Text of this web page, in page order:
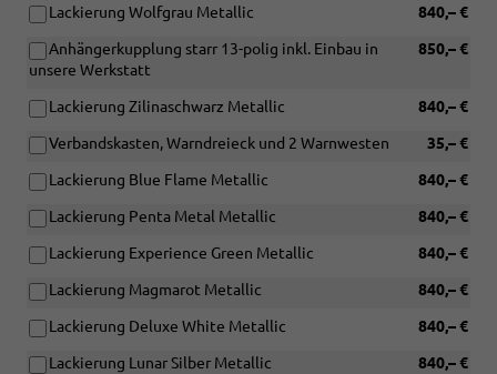
840,– €
Lackierung Wolfgrau Metallic
850,– €
Anhängerkupplung starr 13-polig inkl. Einbau in
unsere Werkstatt
840,– €
Lackierung Zilinaschwarz Metallic
35,– €
Verbandskasten, Warndreieck und 2 Warnwesten
840,– €
Lackierung Blue Flame Metallic
840,– €
Lackierung Penta Metal Metallic
840,– €
Lackierung Experience Green Metallic
840,– €
Lackierung Magmarot Metallic
840,– €
Lackierung Deluxe White Metallic
840,– €
Lackierung Lunar Silber Metallic